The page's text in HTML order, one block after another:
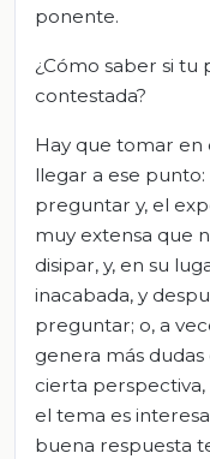
ponente.
¿Cómo saber si
contestada?
Hay que tomar en
llegar a ese
preguntar y, el
muy extensa que
disipar, y, en su
inacabada, y
preguntar; o, a
genera más
cierta
el tema es
buena respuesta